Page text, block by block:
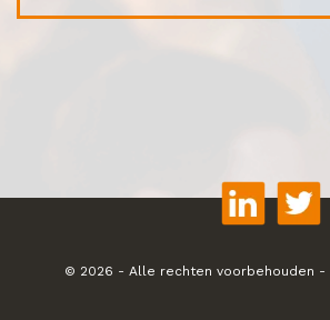
© 2026 - Alle rechten voorbehouden -